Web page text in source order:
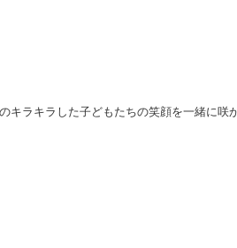
キラキラした子どもたちの笑顔を一緒に咲